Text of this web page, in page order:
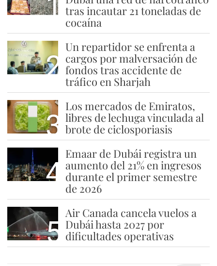
1 tras incautar 21 toneladas de
cocaína
2
Un repartidor se enfrenta a
cargos por malversación de
fondos tras accidente de
tráfico en Sharjah
3
Los mercados de Emiratos,
libres de lechuga vinculada al
brote de ciclosporiasis
4
Emaar de Dubái registra un
aumento del 21% en ingresos
durante el primer semestre
de 2026
5
Air Canada cancela vuelos a
Dubái hasta 2027 por
dificultades operativas